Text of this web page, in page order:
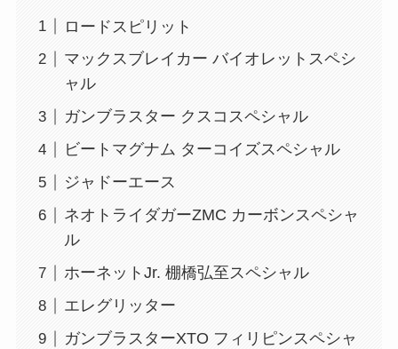
ロードスピリット
マックスブレイカー バイオレットスペシ
ャル
ガンブラスター クスコスペシャル
ビートマグナム ターコイズスペシャル
ジャドーエース
ネオトライダガーZMC カーボンスペシャ
ル
ホーネットJr. 棚橋弘至スペシャル
エレグリッター
ガンブラスターXTO フィリピンスペシャ